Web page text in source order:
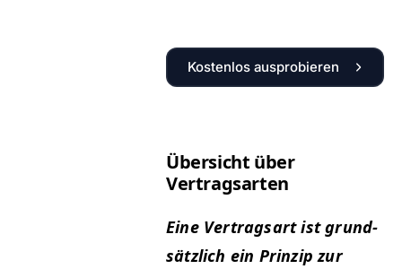
Kostenlos ausprobieren
Über­sicht über
Vertragsarten
Eine Ver­tragsart ist grund­
sät­zlich ein Prinzip zur